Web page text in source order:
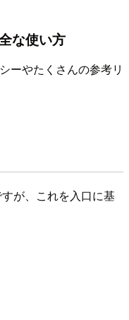
な使い方
ーやたくさんの参考リ
が、これを入口に基